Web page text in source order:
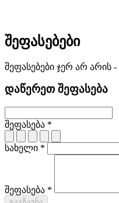
შეფასებები
შეფასებები ჯერ არ არის
დაწერეთ შეფასება
შეფასება *
სახელი *
შეფასება *